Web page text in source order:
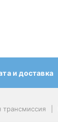
и доставка
трансмиссия